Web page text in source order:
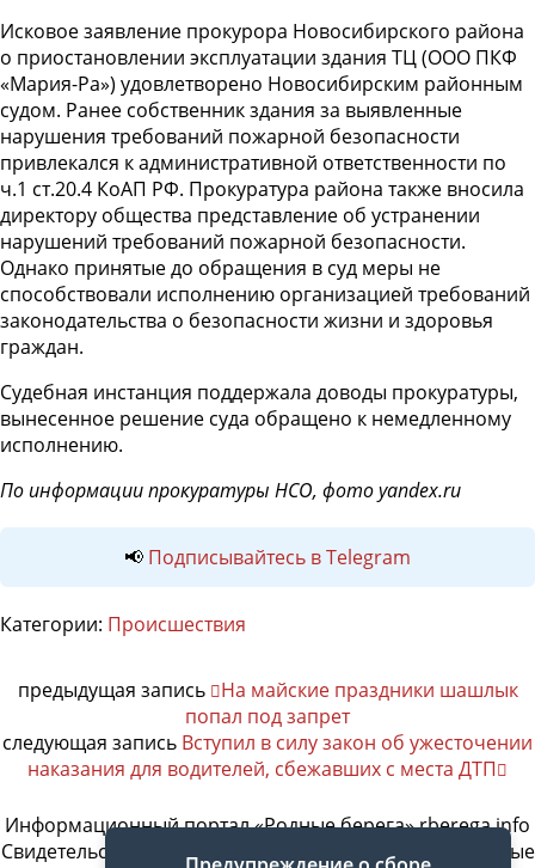
Исковое заявление прокурора Новосибирского района
о приостановлении эксплуатации здания ТЦ (ООО ПКФ
«Мария-Ра») удовлетворено Новосибирским районным
судом. Ранее собственник здания за выявленные
нарушения требований пожарной безопасности
привлекался к административной ответственности по
ч.1 ст.20.4 КоАП РФ. Прокуратура района также вносила
директору общества представление об устранении
нарушений требований пожарной безопасности.
Однако принятые до обращения в суд меры не
способствовали исполнению организацией требований
законодательства о безопасности жизни и здоровья
граждан.
Судебная инстанция поддержала доводы прокуратуры,
вынесенное решение суда обращено к немедленному
исполнению.
По информации прокуратуры НСО, фото yandex.ru
📢 Подписывайтесь в Telegram
Категории: Происшествия
предыдущая запись
На майские праздники шашлык
попал под запрет
следующая запись Вступил в силу закон об ужесточении
наказания для водителей, сбежавших с места ДТП
Информационный портал «Родные берега» rberega.info
Свидетельство о регистрации сетевого издания «Родные